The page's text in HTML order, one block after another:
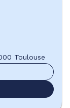
Toulouse